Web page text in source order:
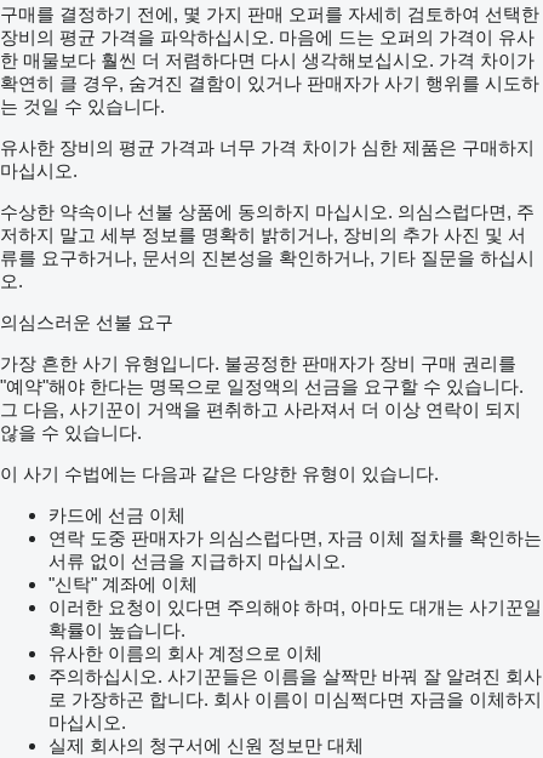
구매를 결정하기 전에, 몇 가지 판매 오퍼를 자세히 검토하여 선택한
장비의 평균 가격을 파악하십시오. 마음에 드는 오퍼의 가격이 유사
한 매물보다 훨씬 더 저렴하다면 다시 생각해보십시오. 가격 차이가
확연히 클 경우, 숨겨진 결함이 있거나 판매자가 사기 행위를 시도하
는 것일 수 있습니다.
유사한 장비의 평균 가격과 너무 가격 차이가 심한 제품은 구매하지
마십시오.
수상한 약속이나 선불 상품에 동의하지 마십시오. 의심스럽다면, 주
저하지 말고 세부 정보를 명확히 밝히거나, 장비의 추가 사진 및 서
류를 요구하거나, 문서의 진본성을 확인하거나, 기타 질문을 하십시
오.
의심스러운 선불 요구
가장 흔한 사기 유형입니다. 불공정한 판매자가 장비 구매 권리를
"예약"해야 한다는 명목으로 일정액의 선금을 요구할 수 있습니다.
그 다음, 사기꾼이 거액을 편취하고 사라져서 더 이상 연락이 되지
않을 수 있습니다.
이 사기 수법에는 다음과 같은 다양한 유형이 있습니다.
카드에 선금 이체
연락 도중 판매자가 의심스럽다면, 자금 이체 절차를 확인하는
서류 없이 선금을 지급하지 마십시오.
"신탁" 계좌에 이체
이러한 요청이 있다면 주의해야 하며, 아마도 대개는 사기꾼일
확률이 높습니다.
유사한 이름의 회사 계정으로 이체
주의하십시오. 사기꾼들은 이름을 살짝만 바꿔 잘 알려진 회사
로 가장하곤 합니다. 회사 이름이 미심쩍다면 자금을 이체하지
마십시오.
실제 회사의 청구서에 신원 정보만 대체